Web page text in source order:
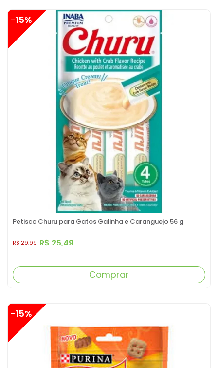
Petisco Churu para Gatos Galinha e Caranguejo 56 g
R$ 25,49
R$ 29,99
-15%
Comprar
-15%